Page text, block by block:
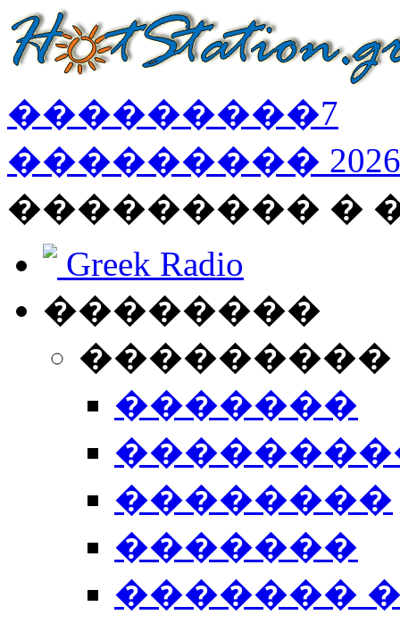
���������7
��������� 2026
��������� �
Greek Radio
��������
�������
��������
�������
�������